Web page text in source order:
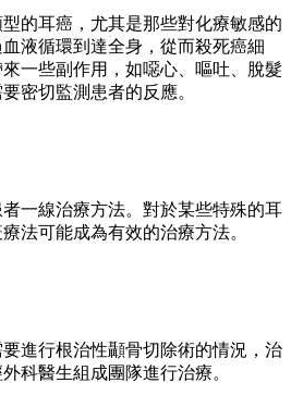
的耳癌，尤其是那些對化療敏感的
液循環到達全身，從而殺死癌細
一些副作用，如噁心、嘔吐、脫髮
密切監測患者的反應。
一線治療方法。對於某些特殊的耳
法可能成為有效的治療方法。
進行根治性顳骨切除術的情況，治
科醫生組成團隊進行治療。